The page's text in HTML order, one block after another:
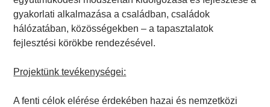
gyakorlati alkalmazása a családban, családok
hálózatában, közösségekben – a tapasztalatok
fejlesztési körökbe rendezésével.
Projektünk tevékenységei:
A fenti célok elérése érdekében hazai és nemzetközi